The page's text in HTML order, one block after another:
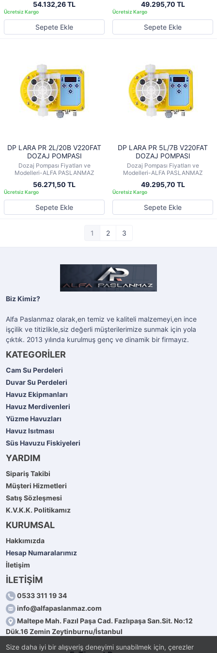
Size daha iyi bir alışveriş deneyimi sunabilmek için, çerezler
54.132,26 TL
Sepete Ekle
49.295,70 TL
Sepete Ekle
DP LARA PR 2L/20B V220FAT
DOZAJ POMPASI
Dozaj Pompası Fiyatları ve
Modelleri-ALFA PASLANMAZ
56.271,50 TL
Sepete Ekle
DP LARA PR 5L/7B V220FAT
DOZAJ POMPASI
Dozaj Pompası Fiyatları ve
Modelleri-ALFA PASLANMAZ
49.295,70 TL
Sepete Ekle
1 2 3
Biz Kimiz?
Alfa Paslanmaz olarak,en temiz ve kaliteli malzemeyi,en ince
işçilik ve titizlikle,siz değerli müşterilerimize sunmak için yola
çıktık. 2013 yılında kurulmuş genç ve dinamik bir firmayız.
KATEGORİLER
Cam Su Perdeleri
Duvar Su Perdeleri
Havuz Ekipmanları
Havuz Merdivenleri
Yüzme Havuzları
Havuz Isıtması
Süs Havuzu Fiskiyeleri
YARDIM
Sipariş Takibi
Müşteri Hizmetleri
Satış Sözleşmesi
K.V.K.K. Politikamız
KURUMSAL
Hakkımızda
Hesap Numaralarımız
İletişim
İLETİŞİM
0533 311 19 34
info@alfapaslanmaz.com
Maltepe Mah. Fazıl Paşa Cad. Fazlıpaşa San.Sit. No:12
Dük.16 Zemin Zeytinburnu/İstanbul